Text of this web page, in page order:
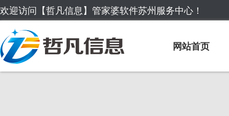
欢迎访问【哲凡信息】管家婆软件苏州服务中心！
网站首页